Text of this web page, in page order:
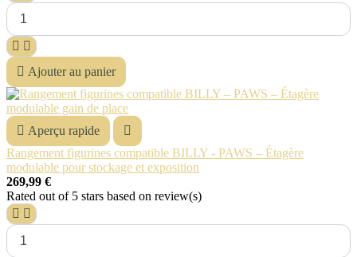
 
 Ajouter au panier
 Aperçu rapide

Rangement figurines compatible BILLY - PAWS – Étagère
modulable pour stockage et exposition
269,99 €
Rated out of 5 stars based on review(s)
 